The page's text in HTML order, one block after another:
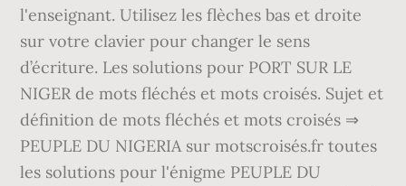
l'enseignant. Utilisez les flèches bas et droite
sur votre clavier pour changer le sens
d’écriture. Les solutions pour PORT SUR LE
NIGER de mots fléchés et mots croisés. Sujet et
définition de mots fléchés et mots croisés ⇒
PEUPLE DU NIGERIA sur motscroisés.fr toutes
les solutions pour l'énigme PEUPLE DU